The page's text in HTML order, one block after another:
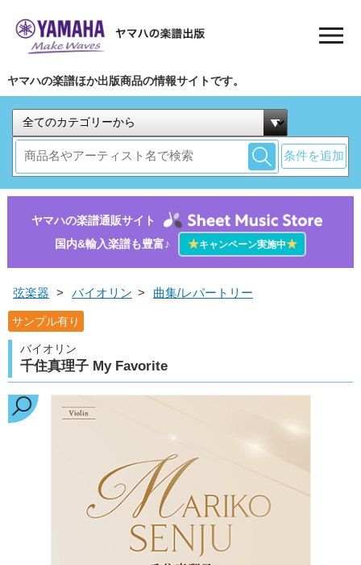
ヤマハの楽譜ほか出版商品の情報サイトです。
条件を追加
ヤマハの楽譜通販サイト
国内&輸入楽譜も豊富♪
★キャンペーン実施中★
弦楽器 > バイオリン > 曲集/レパートリー
サンプル有り
バイオリン
千住真理子 My Favorite